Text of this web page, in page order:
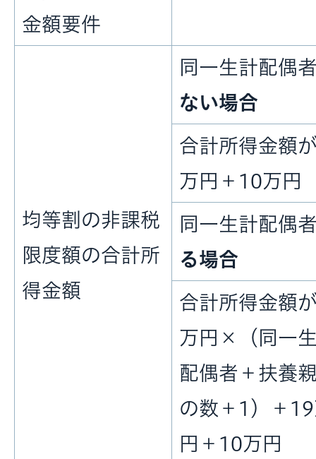
金額要件
均等割の非課税
限度額の合計所
得金額
同一生計配偶
ない場合
合計所得金額
万円＋10万円
同一生計配偶
る場合
合計所得金額
万円×（同一
配偶者＋扶養
の数＋1）＋
円＋10万円